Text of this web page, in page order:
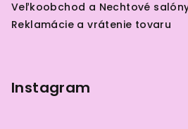
Veľkoobchod a Nechtové
Reklamácie a vrátenie tovaru
Instagram